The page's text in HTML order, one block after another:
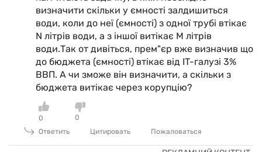
визначити скільки у ємності залдишиться
води, коли до неї (ємності) з одної трубі втікає
N літрів води, а з іншої витікає M літрів
води.Так от дивіться, прем"єр вже визначив що
до бюджета (ємності) втікає від IT-галузі 3%
ВВП. А чи зможе він визначити, а скільки з
бюджета витікає через корупцію?
0
0
Ответить
Цитировать Пожаловаться